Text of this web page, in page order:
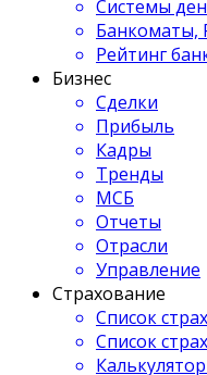
Системы
Банкоматы,
Рейтинг
Бизнес
Сделки
Прибыль
Кадры
Тренды
МСБ
Отчеты
Отрасли
Управление
Страхование
Список
Список